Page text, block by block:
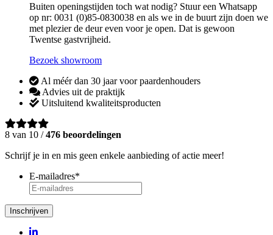
Buiten openingstijden toch wat nodig? Stuur een Whatsapp
op nr: 0031 (0)85-0830038 en als we in de buurt zijn doen we
met plezier de deur even voor je open. Dat is gewoon
Twentse gastvrijheid.
Bezoek showroom
Al méér dan 30 jaar voor paardenhouders
Advies uit de praktijk
Uitsluitend kwaliteitsproducten
8 van 10 /476 beoordelingen
Schrijf je in en mis geen enkele aanbieding of actie meer!
E-mailadres*
Inschrijven